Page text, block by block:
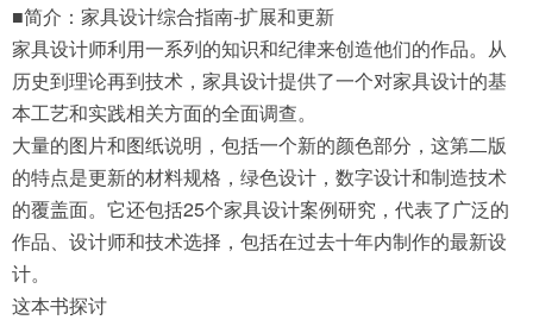
■简介：家具设计综合指南-扩展和更新
家具设计师利用一系列的知识和纪律来创造他们的作品。从
历史到理论再到技术，家具设计提供了一个对家具设计的基
本工艺和实践相关方面的全面调查。
大量的图片和图纸说明，包括一个新的颜色部分，这第二版
的特点是更新的材料规格，绿色设计，数字设计和制造技术
的覆盖面。它还包括25个家具设计案例研究，代表了广泛的
作品、设计师和技术选择，包括在过去十年内制作的最新设
计。
这本书探讨